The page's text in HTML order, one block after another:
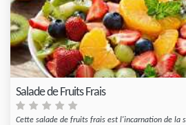
Salade de Fruits Frais
Cette salade de fruits frais est l'incarnation de la